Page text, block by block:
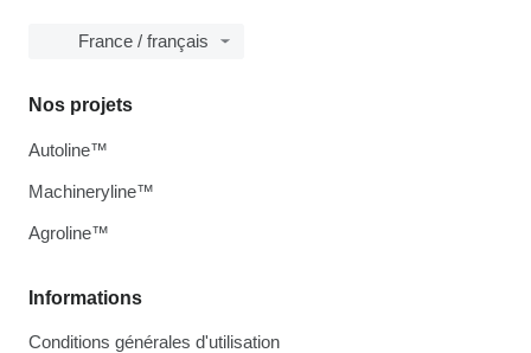
France / français
Informations
Conditions générales d'utilisation
Nos projets
Autoline™
Machineryline™
Agroline™